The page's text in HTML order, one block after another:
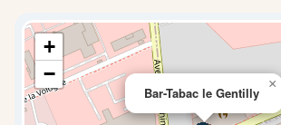
Bar-Tabac le Gentilly
×
+
−